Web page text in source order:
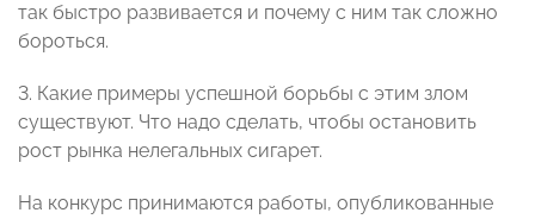
так быстро развивается и почему с ним так сложно
бороться.
3. Какие примеры успешной борьбы с этим злом
существуют. Что надо сделать, чтобы остановить
рост рынка нелегальных сигарет.
На конкурс принимаются работы, опубликованные